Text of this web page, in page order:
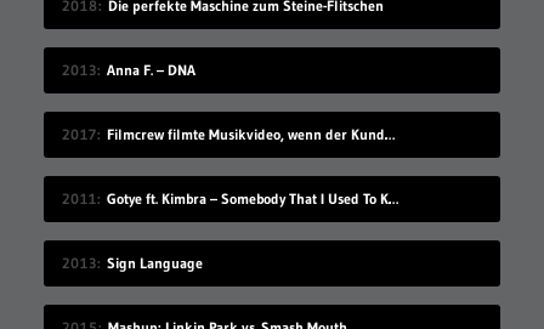
2018 Die perfekte Maschine zum Steine-Flitschen
2013 Anna F. – DNA
2017 Filmcrew filmte Musikvideo, wenn der Kunde grad nicht hingeschaut hat
2011 Gotye ft. Kimbra – Somebody That I Used To Know
2013 Sign Language